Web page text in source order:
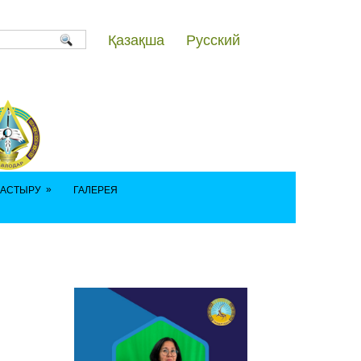
Қазақша Русский
» ГАЛЕРЕЯ